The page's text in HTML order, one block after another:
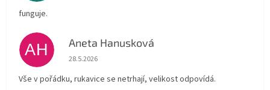
funguje.
AH Aneta Hanusková
Hodnocení obchodu je 5 z 5 hvězdiček.
28.5.2026
Vše v pořádku, rukavice se netrhají, velikost odpovídá.